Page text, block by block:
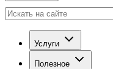
Услуги
Полезное